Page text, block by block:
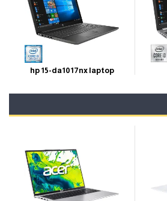
hp 15-da1017nx laptop